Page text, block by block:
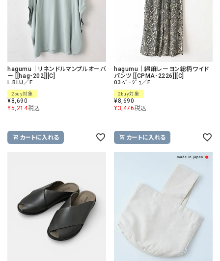
hagumu｜リネンドルマンプルオーバ
ー [[hag-202]][C]
L.BLU／F
2buy対象
¥8,690
¥5,214税込
カートに入れる
hagumu｜綿麻レーヨン総柄ワイド
パンツ [[CPMA-2226]][C]
03 ﾍﾞｰｼﾞｭ／F
2buy対象
¥8,690
¥3,476税込
カートに入れる